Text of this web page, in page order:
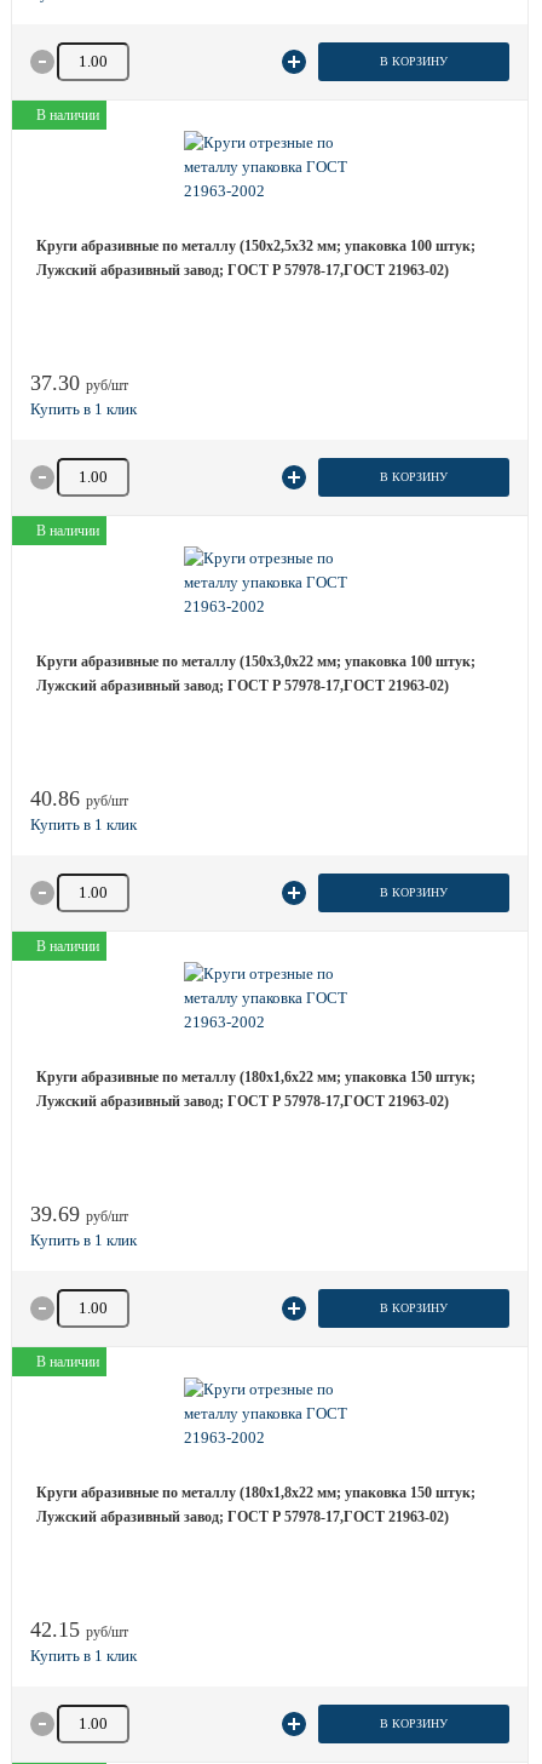
Количество товара В КОРЗИНУ
В наличии
Круги абразивные по металлу (150х2,5х32 мм; упаковка 100 штук;
Лужский абразивный завод; ГОСТ Р 57978-17,ГОСТ 21963-02)
37.30 руб/шт
Количество товара В КОРЗИНУ
В наличии
Круги абразивные по металлу (150х3,0х22 мм; упаковка 100 штук;
Лужский абразивный завод; ГОСТ Р 57978-17,ГОСТ 21963-02)
40.86 руб/шт
Количество товара В КОРЗИНУ
В наличии
Круги абразивные по металлу (180х1,6х22 мм; упаковка 150 штук;
Лужский абразивный завод; ГОСТ Р 57978-17,ГОСТ 21963-02)
39.69 руб/шт
Количество товара В КОРЗИНУ
В наличии
Круги абразивные по металлу (180х1,8х22 мм; упаковка 150 штук;
Лужский абразивный завод; ГОСТ Р 57978-17,ГОСТ 21963-02)
42.15 руб/шт
Количество товара В КОРЗИНУ